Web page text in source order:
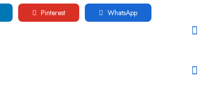
Pinterest WhatsApp